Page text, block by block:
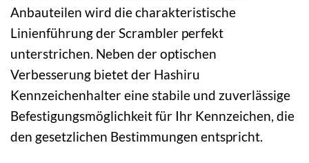
Anbauteilen wird die charakteristische
Linienführung der Scrambler perfekt
unterstrichen. Neben der optischen
Verbesserung bietet der Hashiru
Kennzeichenhalter eine stabile und zuverlässige
Befestigungsmöglichkeit für Ihr Kennzeichen, die
den gesetzlichen Bestimmungen entspricht.